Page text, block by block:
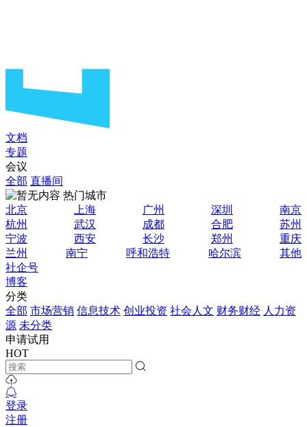
文档
专题
会议
全部 直播间
热门城市
北京
上海 广州 深圳
南京
杭州
武汉 成都 合肥
苏州
宁波
西安 长沙 郑州
重庆
兰州
南宁 呼和浩特 哈尔滨
其他
社企号
博客
分类
全部 市场营销 信息技术 创业投资 社会人文 财务财经 人力资
源 未分类
申请试用
HOT
登录
注册